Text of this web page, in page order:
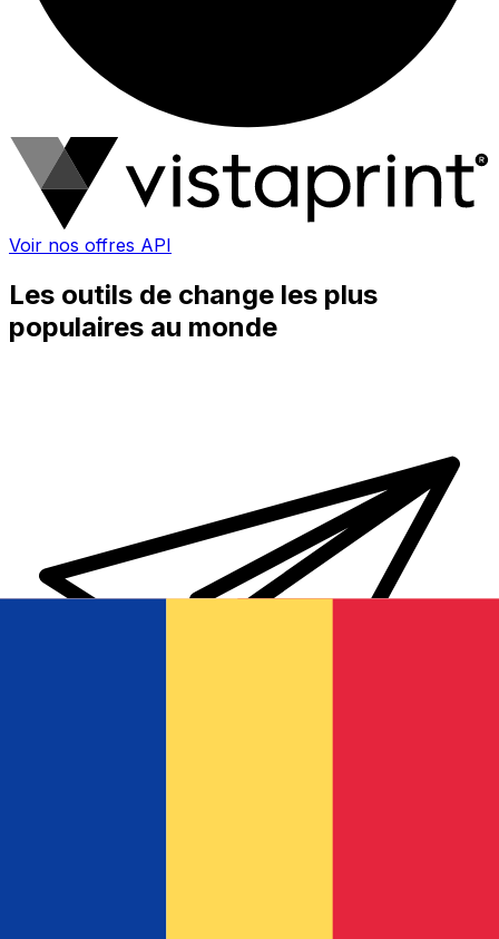
Voir nos offres API
Les outils de change les plus
populaires au monde